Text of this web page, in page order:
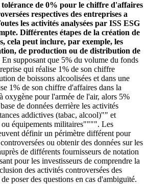
de 0% pour le chiffre d'affaires
respectives des entreprises a
les activités analysées par ISS ESG
Différentes étapes de la création de
cela peut inclure, par exemple, les
de production ou de distribution de
supposant que 5% du volume du fonds
qui réalise 1% de son chiffre
de boissons alcoolisées et dans une
1% de son chiffre d'affaires dans la
oxygène pour l'armée de l'air, alors 5%
de données derrière les activités
addictives (tabac, alcool)"" et
équipements militaires"""". Les
définir un périmètre différent pour
ou obtenir des données sur les
de différents fournisseurs de notation
pour les investisseurs de comprendre la
des activités controversées des
poser des questions en cas d'ambiguïté.